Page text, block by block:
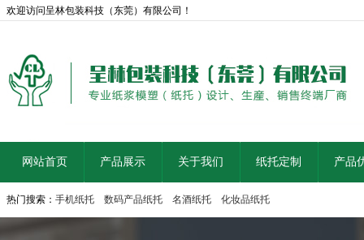
欢迎访问呈林包装科技（东莞）有限公司！
网站首页 产品展示 关于我们 纸托定制 产品
热门搜索： 手机纸托 数码产品纸托 名酒纸托 化妆品纸托